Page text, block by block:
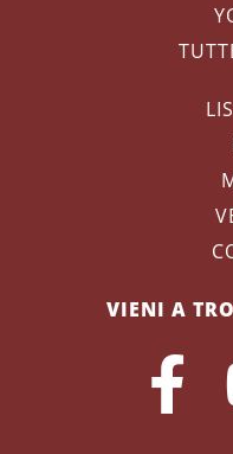
VIENI A